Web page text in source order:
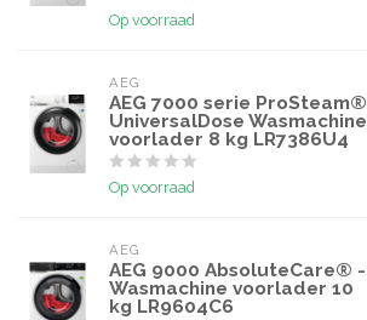
Op voorraad
AEG
AEG 7000 serie ProSteam®
UniversalDose Wasmachine
voorlader 8 kg LR7386U4
Op voorraad
AEG
AEG 9000 AbsoluteCare® -
Wasmachine voorlader 10
kg LR9604C6